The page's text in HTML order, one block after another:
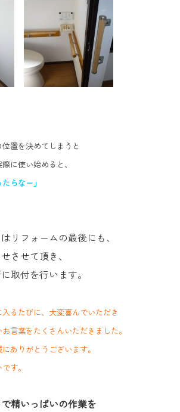
置を決めてしまうと
に使い始めると、
らなー」
リフォームの最後にも、
させて頂き、
取付を行います。
るたびに、大変喜んでいただき
言葉をたくさんいただきました。
ありがとうございます。
す。
精いっぱいの作業を